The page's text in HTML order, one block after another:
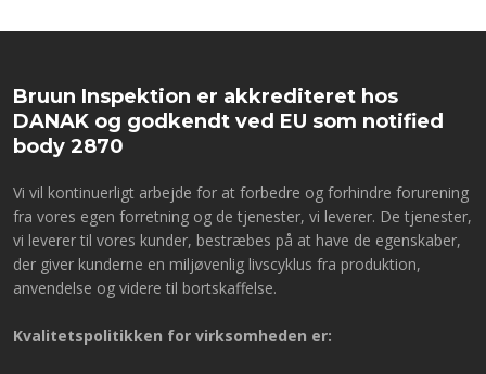
Bruun Inspektion er akkrediteret hos
DANAK og godkendt ved EU som notified
body 2870
Vi vil kontinuerligt arbejde for at forbedre og forhindre forurening
fra vores egen forretning og de tjenester, vi leverer. De tjenester,
vi leverer til vores kunder, bestræbes på at have de egenskaber,
der giver kunderne en miljøvenlig livscyklus fra produktion,
anvendelse og videre til bortskaffelse.
Kvalitetspolitikken for virksomheden er: